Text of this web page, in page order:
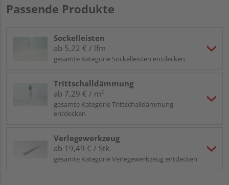
Passende Produkte
Sockelleisten
ab 5,22 € / lfm
gesamte Kategorie Sockelleisten entdecken
Trittschalldämmung
ab 7,29 € / m²
gesamte Kategorie Trittschalldämmung
entdecken
Verlegewerkzeug
ab 19,49 € / Stk.
gesamte Kategorie Verlegewerkzeug entdecken